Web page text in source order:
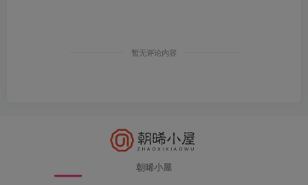
暂无评论内容
朝晞小屋